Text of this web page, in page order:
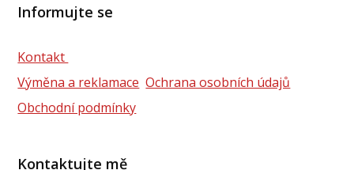
Informujte se
Kontakt
Výměna a reklamace Ochrana osobních údajů
Obchodní podmínky
Kontaktujte mě